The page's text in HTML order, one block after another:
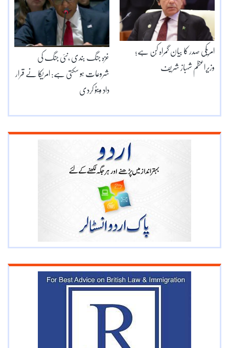
غزہ جنگ بندی ,نئی جنگ کی
شروعات ہو سکتی ہے: امریکا نے قرار
داد ویٹو کردی
امریکی صدر کا بیان گمراہ کُن ہے؛
وزیراعظم شہباز شریف